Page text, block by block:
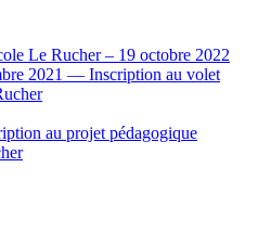
Le Rucher – 19 octobre 2022
2021 — Inscription au volet
au projet pédagogique